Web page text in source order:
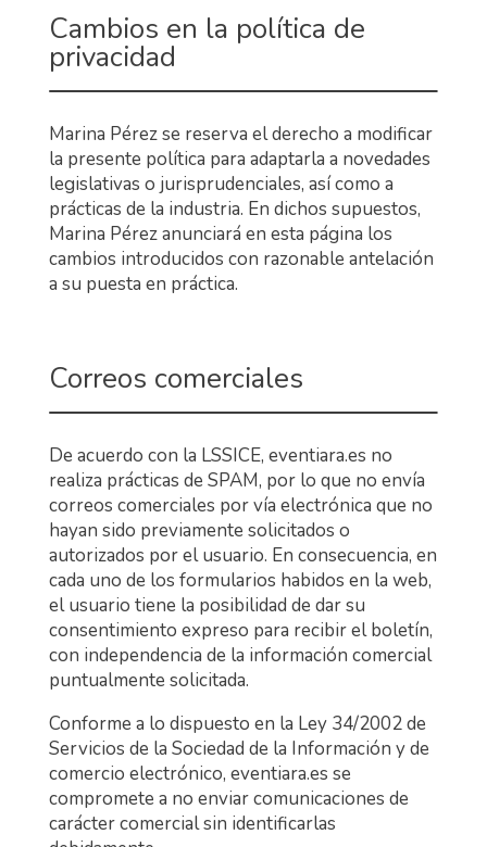
Cambios en la política de
privacidad
Marina Pérez se reserva el derecho a modificar
la presente política para adaptarla a novedades
legislativas o jurisprudenciales, así como a
prácticas de la industria. En dichos supuestos,
Marina Pérez anunciará en esta página los
cambios introducidos con razonable antelación
a su puesta en práctica.
Correos comerciales
De acuerdo con la LSSICE, eventiara.es no
realiza prácticas de SPAM, por lo que no envía
correos comerciales por vía electrónica que no
hayan sido previamente solicitados o
autorizados por el usuario. En consecuencia, en
cada uno de los formularios habidos en la web,
el usuario tiene la posibilidad de dar su
consentimiento expreso para recibir el boletín,
con independencia de la información comercial
puntualmente solicitada.
Conforme a lo dispuesto en la Ley 34/2002 de
Servicios de la Sociedad de la Información y de
comercio electrónico, eventiara.es se
compromete a no enviar comunicaciones de
carácter comercial sin identificarlas